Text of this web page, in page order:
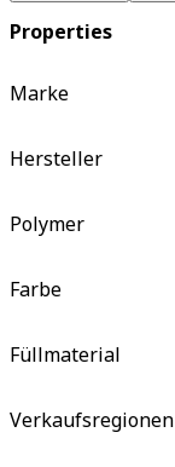
Properties
Marke
Hersteller
Polymer
Farbe
Füllmaterial
Verkaufsregionen